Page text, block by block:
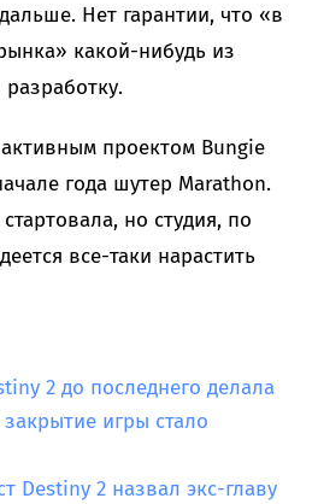
Нет гарантии, что «в
какой-нибудь из
разработку.
проектом Bungie
года шутер Marathon.
но студия, по
все-таки нарастить
2 до последнего делала
игры стало
Destiny 2 назвал экс-главу